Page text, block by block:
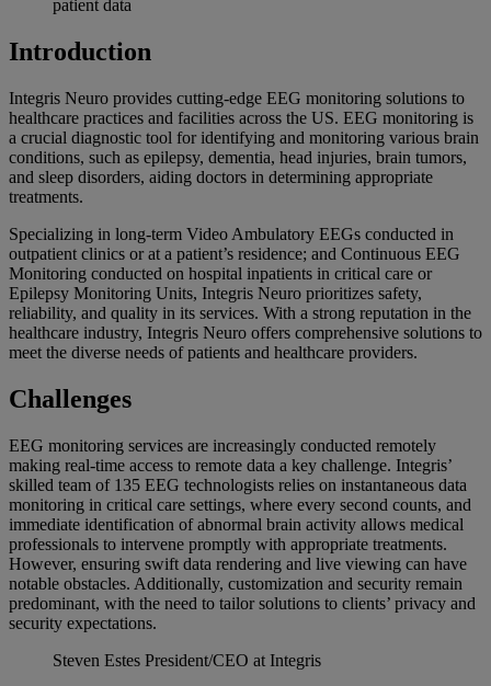
patient data
Introduction
Integris Neuro provides cutting-edge EEG monitoring solutions to
healthcare practices and facilities across the US. EEG monitoring is
a crucial diagnostic tool for identifying and monitoring various brain
conditions, such as epilepsy, dementia, head injuries, brain tumors,
and sleep disorders, aiding doctors in determining appropriate
treatments.
Specializing in long-term Video Ambulatory EEGs conducted in
outpatient clinics or at a patient’s residence; and Continuous EEG
Monitoring conducted on hospital inpatients in critical care or
Epilepsy Monitoring Units, Integris Neuro prioritizes safety,
reliability, and quality in its services. With a strong reputation in the
healthcare industry, Integris Neuro offers comprehensive solutions to
meet the diverse needs of patients and healthcare providers.
Challenges
EEG monitoring services are increasingly conducted remotely
making real-time access to remote data a key challenge. Integris’
skilled team of 135 EEG technologists relies on instantaneous data
monitoring in critical care settings, where every second counts, and
immediate identification of abnormal brain activity allows medical
professionals to intervene promptly with appropriate treatments.
However, ensuring swift data rendering and live viewing can have
notable obstacles. Additionally, customization and security remain
predominant, with the need to tailor solutions to clients’ privacy and
security expectations.
Steven Estes President/CEO at Integris